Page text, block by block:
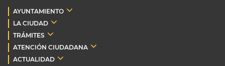
AYUNTAMIENTO
LA CIUDAD
TRÁMITES
ATENCIÓN CIUDADANA
ACTUALIDAD